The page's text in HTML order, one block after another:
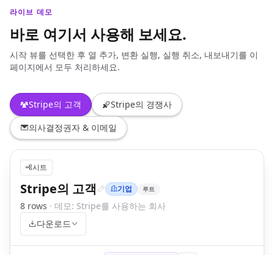
라이브 데모
바로 여기서 사용해 보세요.
시작 뷰를 선택한 후 열 추가, 변환 실행, 실행 취소, 내보내기를 이
페이지에서 모두 처리하세요.
Stripe의 고객
Stripe의 경쟁사
의사결정권자 & 이메일
시트
Stripe의 고객 기업 루트
8 rows · 데모: Stripe를 사용하는 회사
다운로드